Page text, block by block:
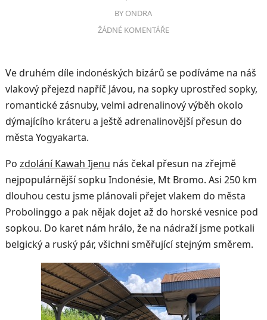
BY ONDRA
ŽÁDNÉ KOMENTÁŘE
Ve druhém díle indonéských bizárů se podíváme na náš
vlakový přejezd napříč Jávou, na sopky uprostřed sopky,
romantické zásnuby, velmi adrenalinový výběh okolo
dýmajícího kráteru a ještě adrenalinovější přesun do
města Yogyakarta.
Po zdolání Kawah Ijenu nás čekal přesun na zřejmě
nejpopulárnější sopku Indonésie, Mt Bromo. Asi 250 km
dlouhou cestu jsme plánovali přejet vlakem do města
Probolinggo a pak nějak dojet až do horské vesnice pod
sopkou. Do karet nám hrálo, že na nádraží jsme potkali
belgický a ruský pár, všichni směřující stejným směrem.